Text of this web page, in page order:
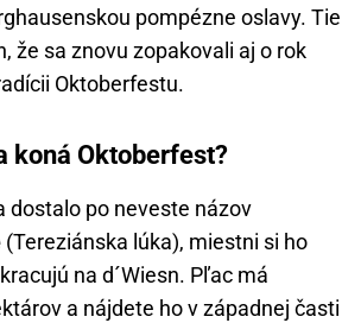
pompézne oslavy. Tie
že sa znovu zopakovali aj o rok
Oktoberfestu.
koná Oktoberfest?
dostalo po neveste názov
(Tereziánska lúka), miestni si ho
na d´Wiesn. Pľac má
a nájdete ho v západnej časti